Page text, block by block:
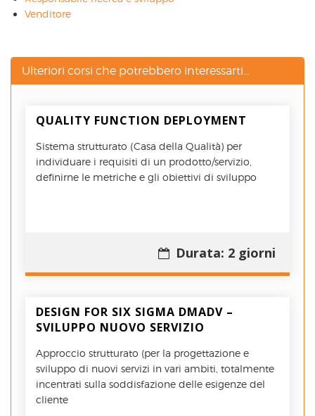
Venditore
Ulteriori corsi che potrebbero interessarti...
QUALITY FUNCTION DEPLOYMENT
Sistema strutturato (Casa della Qualità) per
individuare i requisiti di un prodotto/servizio,
definirne le metriche e gli obiettivi di sviluppo
Durata: 2 giorni
DESIGN FOR SIX SIGMA DMADV –
SVILUPPO NUOVO SERVIZIO
Approccio strutturato (per la progettazione e
sviluppo di nuovi servizi in vari ambiti, totalmente
incentrati sulla soddisfazione delle esigenze del
cliente